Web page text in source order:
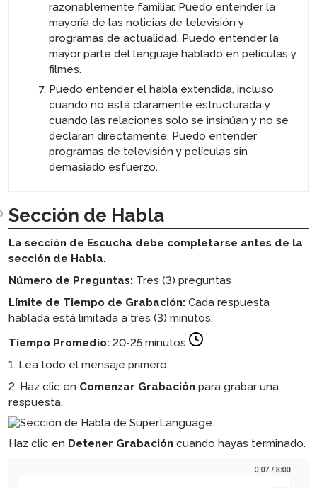
razonablemente familiar. Puedo entender la
mayoría de las noticias de televisión y
programas de actualidad. Puedo entender la
mayor parte del lenguaje hablado en películas y
filmes.
Puedo entender el habla extendida, incluso
cuando no está claramente estructurada y
cuando las relaciones solo se insinúan y no se
declaran directamente. Puedo entender
programas de televisión y películas sin
demasiado esfuerzo.
Sección de Habla
La sección de Escucha debe completarse antes de la
sección de Habla.
Número de Preguntas: Tres (3) preguntas
Límite de Tiempo de Grabación: Cada respuesta
hablada está limitada a tres (3) minutos.
Tiempo Promedio: 20-25 minutos
1. Lea todo el mensaje primero.
2. Haz clic en Comenzar Grabación para grabar una
respuesta.
Haz clic en Detener Grabación cuando hayas terminado.